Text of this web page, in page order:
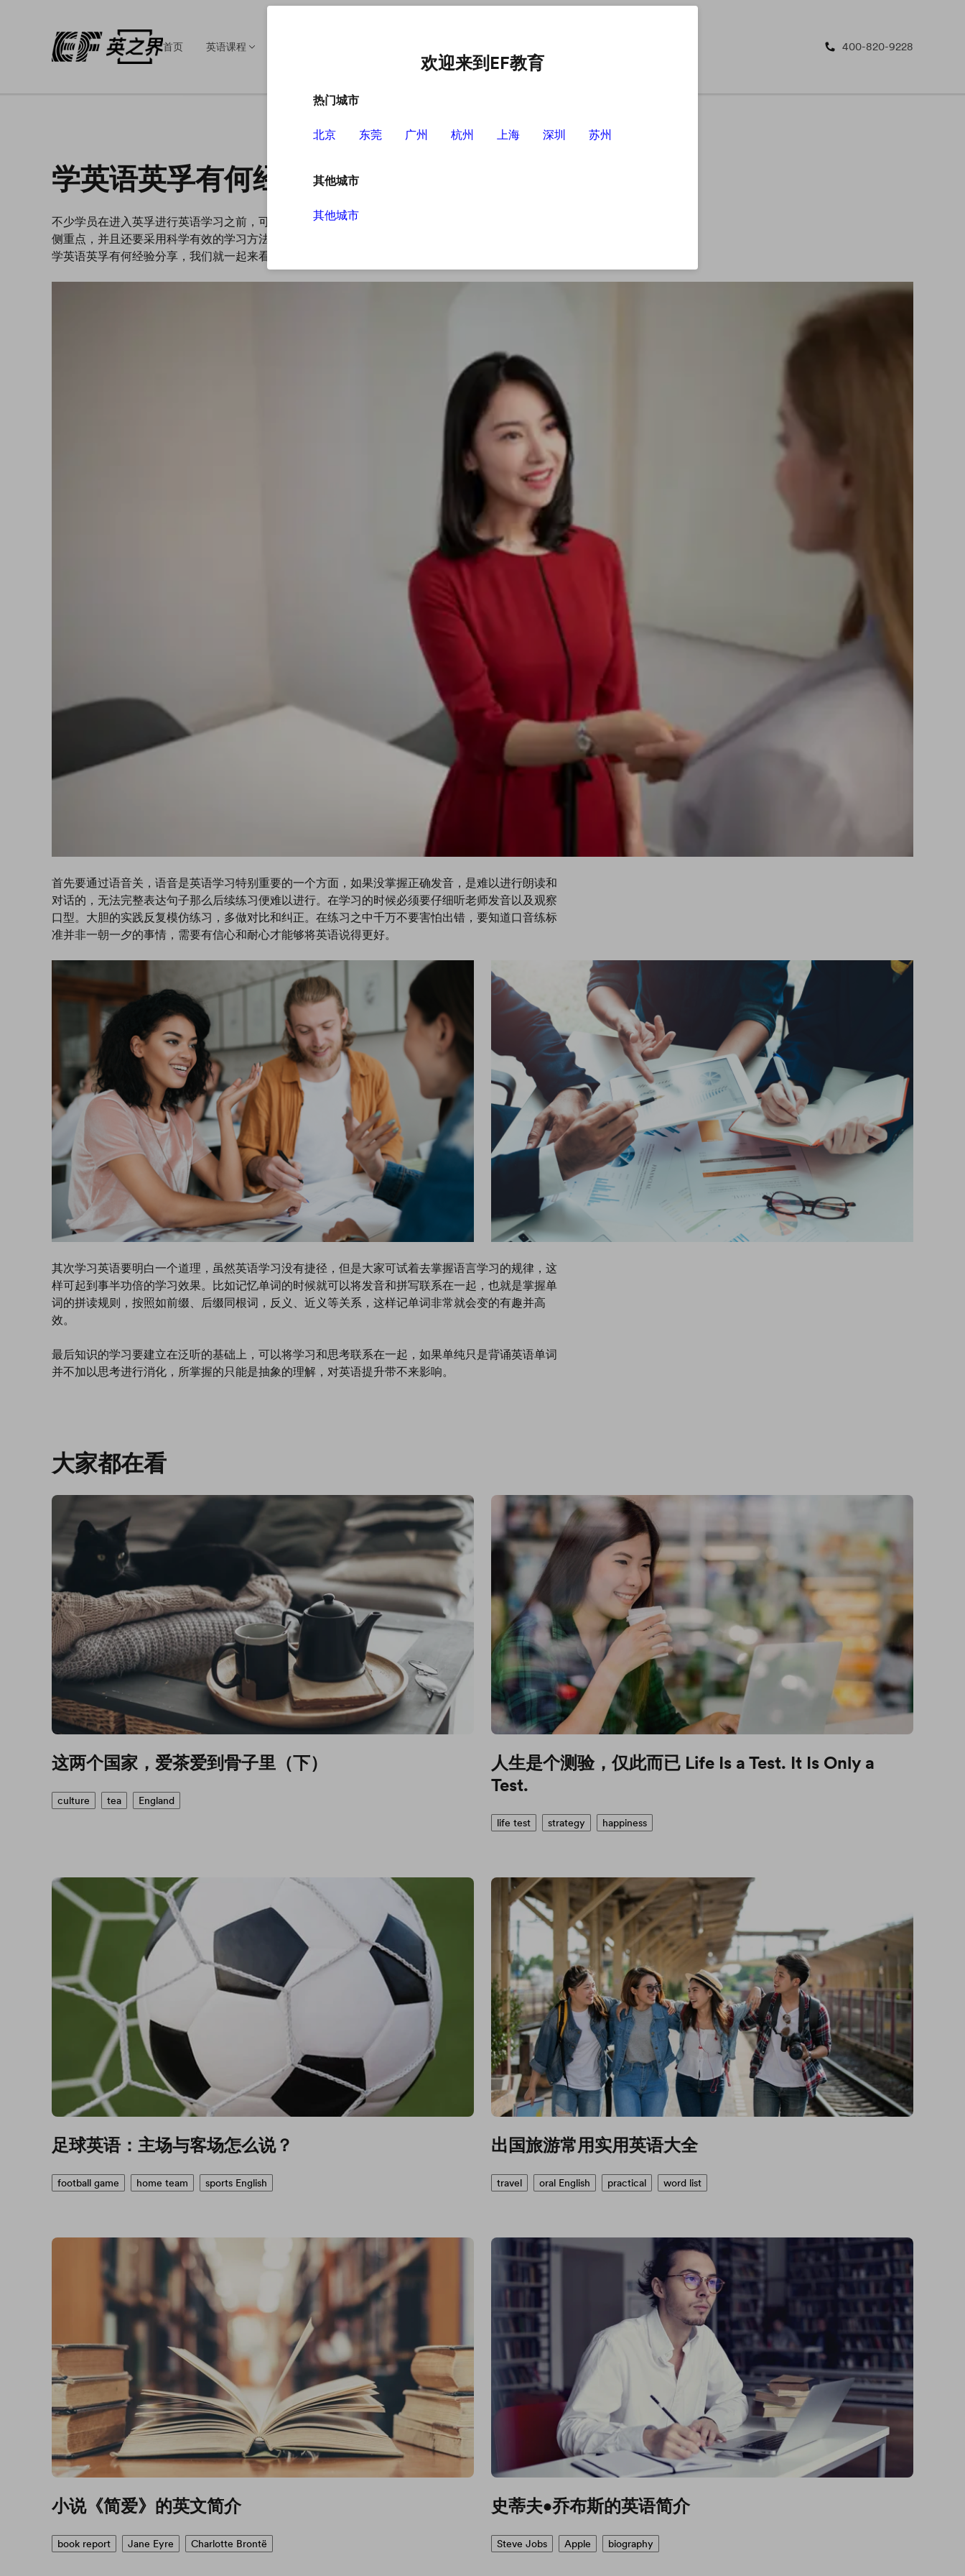
首页 英语课程 400-820-9228
学英语英孚有何经验分享
不少学员在进入英孚进行英语学习之前，可能已经有了一定的英语学习基础，此时英语学习必须要有
侧重点，并且还要采用科学有效的学习方法，这样才可以让学员的英语水平得到更加有效的提升。想
学英语英孚有何经验分享，我们就一起来看看吧。
首先要通过语音关，语音是英语学习特别重要的一个方面，如果没掌握正确发音，是难以进行朗读和
对话的，无法完整表达句子那么后续练习便难以进行。在学习的时候必须要仔细听老师发音以及观察
口型。大胆的实践反复模仿练习，多做对比和纠正。在练习之中千万不要害怕出错，要知道口音练标
准并非一朝一夕的事情，需要有信心和耐心才能够将英语说得更好。
其次学习英语要明白一个道理，虽然英语学习没有捷径，但是大家可试着去掌握语言学习的规律，这
样可起到事半功倍的学习效果。比如记忆单词的时候就可以将发音和拼写联系在一起，也就是掌握单
词的拼读规则，按照如前缀、后缀同根词，反义、近义等关系，这样记单词非常就会变的有趣并高
效。
最后知识的学习要建立在泛听的基础上，可以将学习和思考联系在一起，如果单纯只是背诵英语单词
并不加以思考进行消化，所掌握的只能是抽象的理解，对英语提升带不来影响。
这两个国家，爱茶爱到骨子里（下）
culture tea England
人生是个测验，仅此而已 Life Is a Test. It Is Only a
Test.
life test strategy happiness
足球英语：主场与客场怎么说？
football game home team sports English
出国旅游常用实用英语大全
travel oral English practical word list
小说《简爱》的英文简介
book report Jane Eyre Charlotte Brontë
史蒂夫•乔布斯的英语简介
Steve Jobs Apple biography
欢迎来到EF教育
热门城市
北京 东莞 广州 杭州 上海 深圳 苏州
其他城市
其他城市